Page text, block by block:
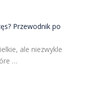
Przewodnik po
ale niezwykle
…